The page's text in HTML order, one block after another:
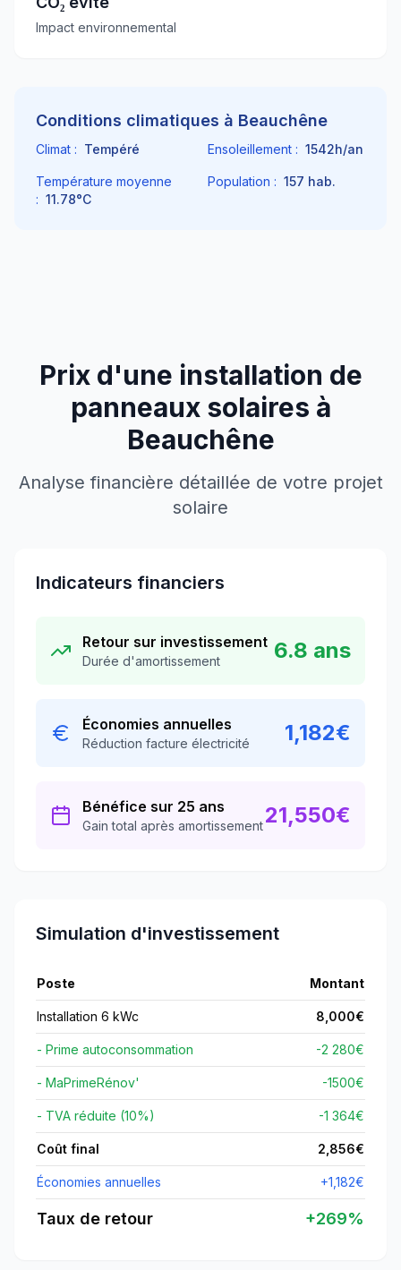
Impact environnemental
Conditions climatiques à Beauchêne
Climat : Tempéré Ensoleillement : 1542h/an
Température moyenne
: 11.78°C
Population : 157 hab.
Prix d'une installation de
panneaux solaires à
Beauchêne
Analyse financière détaillée de votre projet
solaire
Indicateurs financiers
Retour sur investissement
Durée d'amortissement 6.8 ans
Économies annuelles
Réduction facture électricité 1,182€
Bénéfice sur 25 ans
Gain total après amortissement21,550€
Simulation d'investissement
Poste Montant
Installation 6 kWc 8,000€
- Prime autoconsommation -2 280€
- MaPrimeRénov' -1500€
- TVA réduite (10%) -1 364€
Coût final 2,856€
Économies annuelles +1,182€
Taux de retour +269%